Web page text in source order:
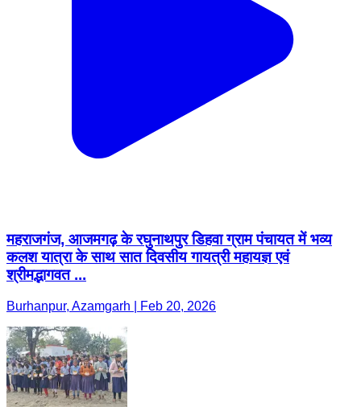
महराजगंज, आजमगढ़ के रघुनाथपुर डिहवा ग्राम पंचायत में भव्य
कलश यात्रा के साथ सात दिवसीय गायत्री महायज्ञ एवं
श्रीमद्भागवत ...
Burhanpur, Azamgarh | Feb 20, 2026